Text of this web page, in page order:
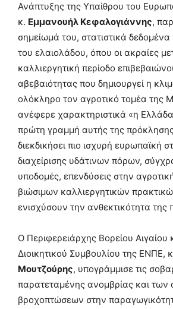
Ανάπτυξης της Υπαίθρου του
κ. Εμμανουήλ Κεφαλογιάννης,
σημείωμά του, στατιστικά
του ελαιολάδου, όπου οι ακραίες
καλλιεργητική περίοδο
αβεβαιότητας που δημιουργεί η
ολόκληρο τον αγροτικό τομέα της
ανέφερε χαρακτηριστικά «η Ελλάδα
πρώτη γραμμή αυτής της
διεκδικήσει πιο ισχυρή ευρωπαϊκή
διαχείρισης υδάτινων πόρων,
υποδομές, επενδύσεις στην
βιώσιμων καλλιεργητικών
ενισχύσουν την ανθεκτικότητα
Ο Περιφερειάρχης Βορείου Αιγαίου
Διοικητικού Συμβουλίου της ΕΝΠΕ,
Μουτζούρης, υπογράμμισε τις
παρατεταμένης ανομβρίας και των
βροχοπτώσεων στην